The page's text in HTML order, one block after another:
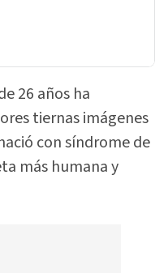
26 años ha
tiernas imágenes
con síndrome de
más humana y